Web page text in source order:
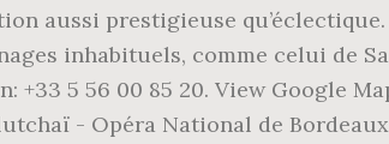
aussi prestigieuse
inhabituels, comme celui de
+33 5 56 00 85 20. View Google
- Opéra National de